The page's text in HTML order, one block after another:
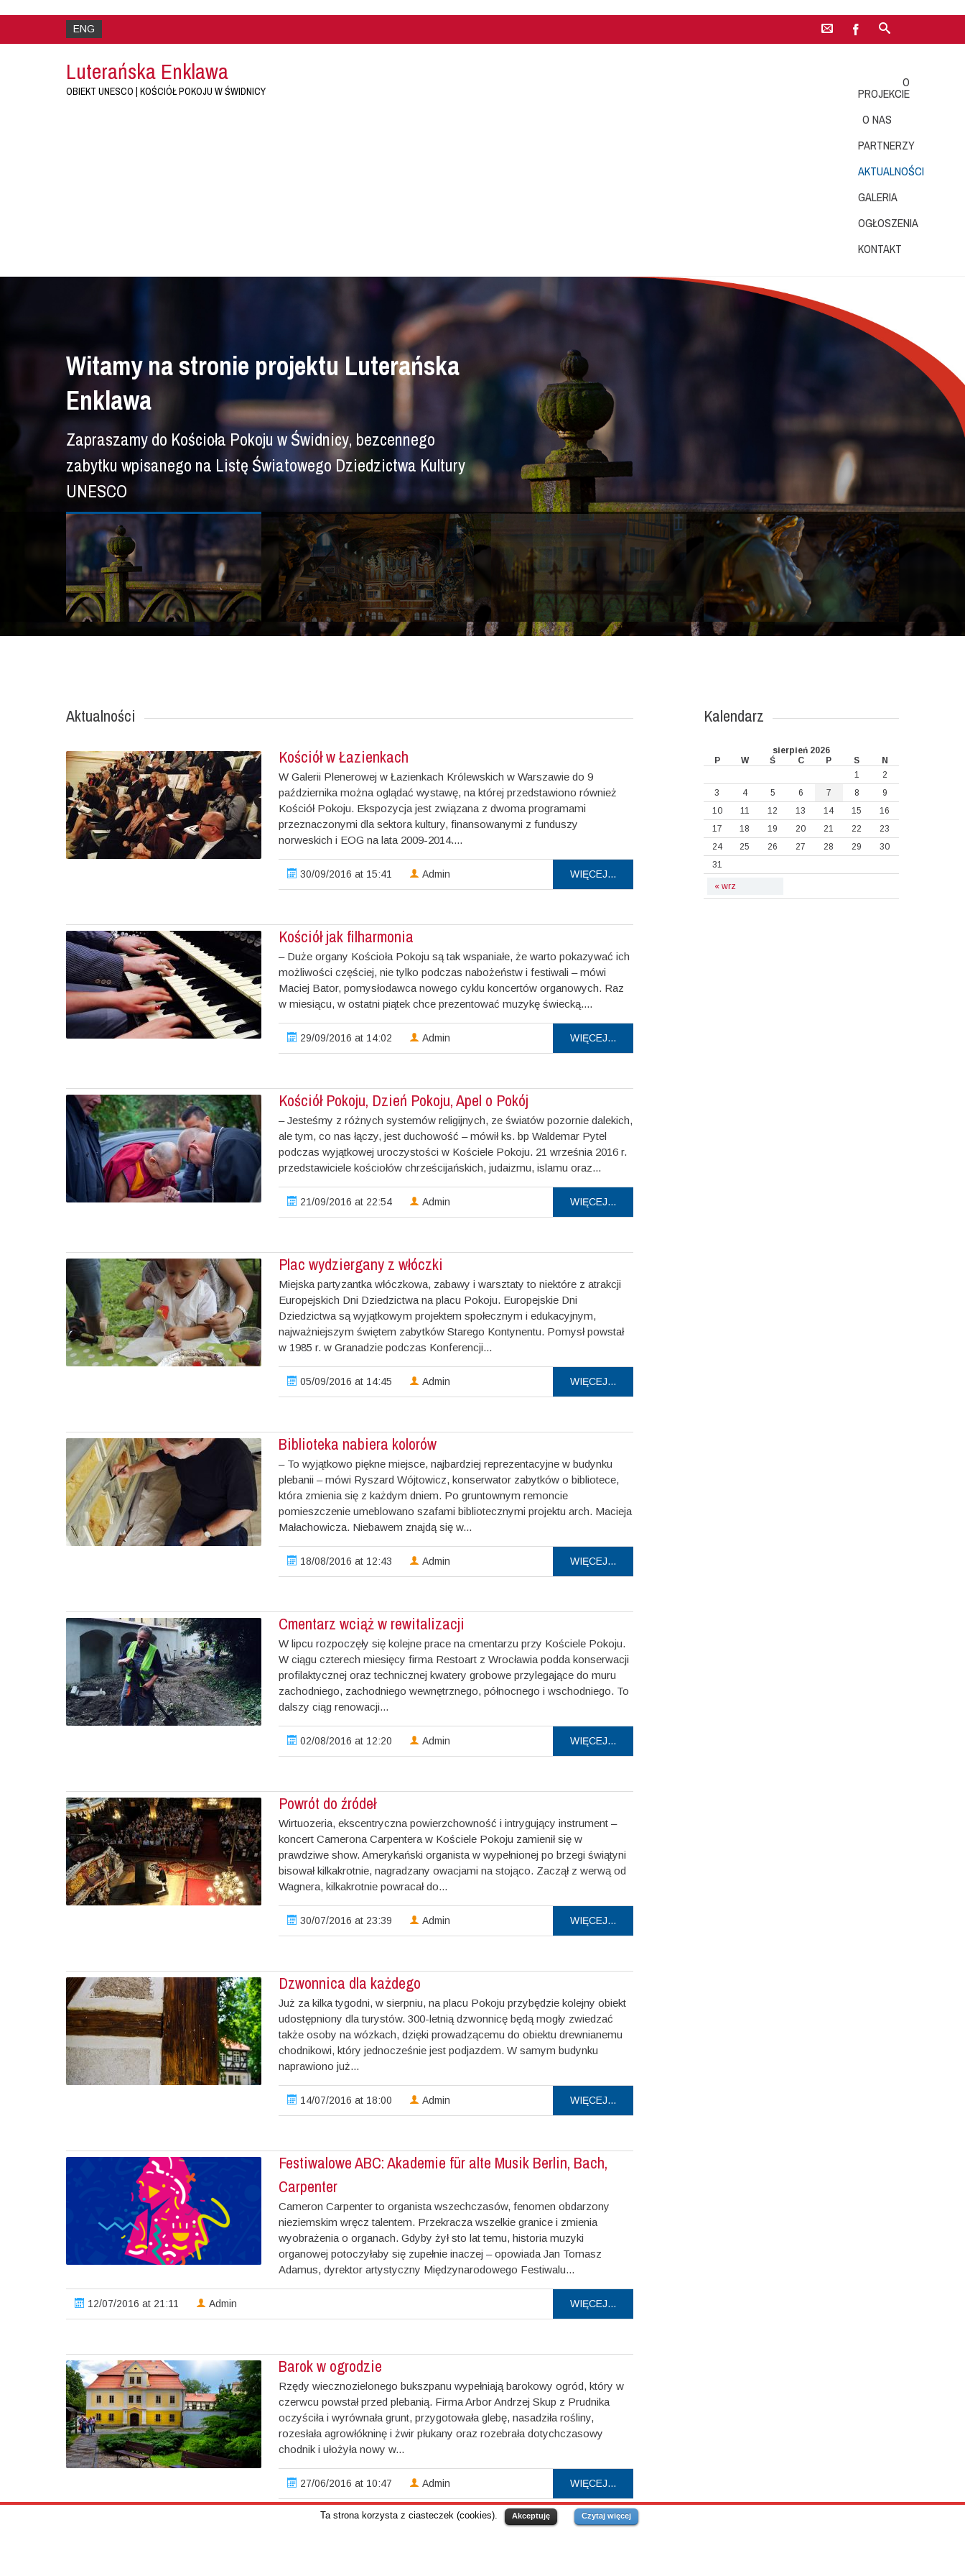
ENG
Luterańska Enklawa
OBIEKT UNESCO | KOŚCIÓŁ POKOJU W ŚWIDNICY
O
PROJEKCIE
O NAS
PARTNERZY
AKTUALNOŚCI
GALERIA
OGŁOSZENIA
KONTAKT
Witamy na stronie projektu Luterańska
Enklawa
Zapraszamy do Kościoła Pokoju w Świdnicy, bezcennego
zabytku wpisanego na Listę Światowego Dziedzictwa Kultury
UNESCO
Aktualności
Kościół w Łazienkach
W Galerii Plenerowej w Łazienkach Królewskich w Warszawie do 9
października można oglądać wystawę, na której przedstawiono również
Kościół Pokoju. Ekspozycja jest związana z dwoma programami
przeznaczonymi dla sektora kultury, finansowanymi z funduszy
norweskich i EOG na lata 2009-2014....
30/09/2016 at 15:41 Admin WIĘCEJ...
Kościół jak filharmonia
– Duże organy Kościoła Pokoju są tak wspaniałe, że warto pokazywać ich
możliwości częściej, nie tylko podczas nabożeństw i festiwali – mówi
Maciej Bator, pomysłodawca nowego cyklu koncertów organowych. Raz
w miesiącu, w ostatni piątek chce prezentować muzykę świecką....
29/09/2016 at 14:02 Admin WIĘCEJ...
Kościół Pokoju, Dzień Pokoju, Apel o Pokój
– Jesteśmy z różnych systemów religijnych, ze światów pozornie dalekich,
ale tym, co nas łączy, jest duchowość – mówił ks. bp Waldemar Pytel
podczas wyjątkowej uroczystości w Kościele Pokoju. 21 września 2016 r.
przedstawiciele kościołów chrześcijańskich, judaizmu, islamu oraz...
21/09/2016 at 22:54 Admin WIĘCEJ...
Plac wydziergany z włóczki
Miejska partyzantka włóczkowa, zabawy i warsztaty to niektóre z atrakcji
Europejskich Dni Dziedzictwa na placu Pokoju. Europejskie Dni
Dziedzictwa są wyjątkowym projektem społecznym i edukacyjnym,
najważniejszym świętem zabytków Starego Kontynentu. Pomysł powstał
w 1985 r. w Granadzie podczas Konferencji...
05/09/2016 at 14:45 Admin WIĘCEJ...
Biblioteka nabiera kolorów
– To wyjątkowo piękne miejsce, najbardziej reprezentacyjne w budynku
plebanii – mówi Ryszard Wójtowicz, konserwator zabytków o bibliotece,
która zmienia się z każdym dniem. Po gruntownym remoncie
pomieszczenie umeblowano szafami bibliotecznymi projektu arch. Macieja
Małachowicza. Niebawem znajdą się w...
18/08/2016 at 12:43 Admin WIĘCEJ...
Cmentarz wciąż w rewitalizacji
W lipcu rozpoczęły się kolejne prace na cmentarzu przy Kościele Pokoju.
W ciągu czterech miesięcy firma Restoart z Wrocławia podda konserwacji
profilaktycznej oraz technicznej kwatery grobowe przylegające do muru
zachodniego, zachodniego wewnętrznego, północnego i wschodniego. To
dalszy ciąg renowacji...
02/08/2016 at 12:20 Admin WIĘCEJ...
Powrót do źródeł
Wirtuozeria, ekscentryczna powierzchowność i intrygujący instrument –
koncert Camerona Carpentera w Kościele Pokoju zamienił się w
prawdziwe show. Amerykański organista w wypełnionej po brzegi świątyni
bisował kilkakrotnie, nagradzany owacjami na stojąco. Zaczął z werwą od
Wagnera, kilkakrotnie powracał do...
30/07/2016 at 23:39 Admin WIĘCEJ...
Dzwonnica dla każdego
Już za kilka tygodni, w sierpniu, na placu Pokoju przybędzie kolejny obiekt
udostępniony dla turystów. 300-letnią dzwonnicę będą mogły zwiedzać
także osoby na wózkach, dzięki prowadzącemu do obiektu drewnianemu
chodnikowi, który jednocześnie jest podjazdem. W samym budynku
naprawiono już...
14/07/2016 at 18:00 Admin WIĘCEJ...
Festiwalowe ABC: Akademie für alte Musik Berlin, Bach,
Carpenter
Cameron Carpenter to organista wszechczasów, fenomen obdarzony
nieziemskim wręcz talentem. Przekracza wszelkie granice i zmienia
wyobrażenia o organach. Gdyby żył sto lat temu, historia muzyki
organowej potoczyłaby się zupełnie inaczej – opowiada Jan Tomasz
Adamus, dyrektor artystyczny Międzynarodowego Festiwalu...
12/07/2016 at 21:11 Admin WIĘCEJ...
Barok w ogrodzie
Rzędy wiecznozielonego bukszpanu wypełniają barokowy ogród, który w
czerwcu powstał przed plebanią. Firma Arbor Andrzej Skup z Prudnika
oczyściła i wyrównała grunt, przygotowała glebę, nasadziła rośliny,
rozesłała agrowłókninę i żwir płukany oraz rozebrała dotychczasowy
chodnik i ułożyła nowy w...
27/06/2016 at 10:47 Admin WIĘCEJ...
Kalendarz
sierpień 2026
P
W Ś C P S N
« wrz
1
2
3
4 5 6 7 8
9
10
11 12 13 14 15
16
17
18 19 20 21 22
23
24
25 26 27 28 29
30
31
Ta strona korzysta z ciasteczek (cookies). Akceptuję Czytaj więcej